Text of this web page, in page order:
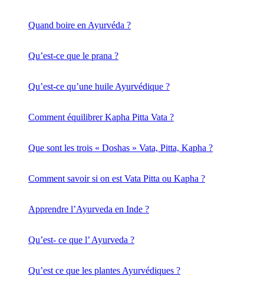
Quand boire en Ayurvéda ?
Qu’est-ce que le prana ?
Qu’est-ce qu’une huile Ayurvédique ?
Comment équilibrer Kapha Pitta Vata ?
Que sont les trois « Doshas » Vata, Pitta, Kapha ?
Comment savoir si on est Vata Pitta ou Kapha ?
Apprendre l’Ayurveda en Inde ?
Qu’est- ce que l’ Ayurveda ?
Qu’est ce que les plantes Ayurvédiques ?